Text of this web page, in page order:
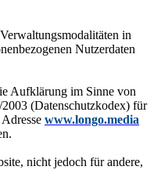
in
Nutzerdaten
Aufklärung im Sinne von
(Datenschutzkodex) für
www.longo.media
nicht jedoch für andere,